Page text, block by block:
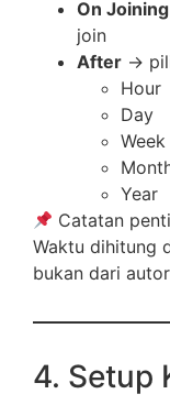
On Joining
join
After →
Hour
Day
Week
Year
Catatan
Waktu dihitung
bukan dari
4. Setup